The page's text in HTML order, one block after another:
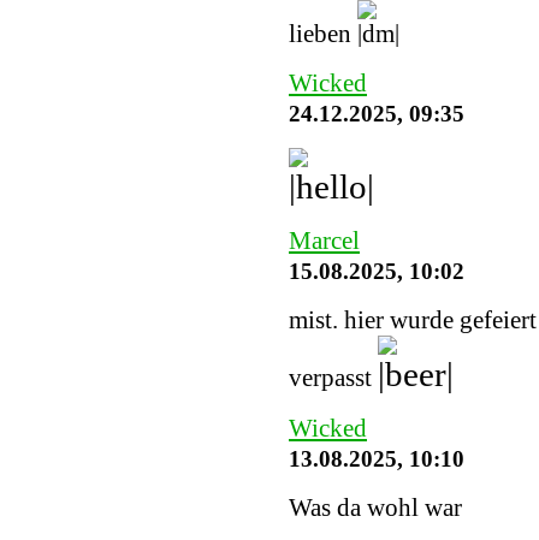
lieben
Wicked
24.12.2025, 09:35
Marcel
15.08.2025, 10:02
mist. hier wurde
verpasst
Wicked
13.08.2025, 10:10
Was da wohl war